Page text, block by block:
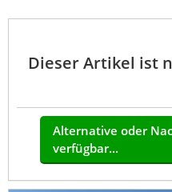
Dieser Artikel ist
Alternative oder
verfügbar...